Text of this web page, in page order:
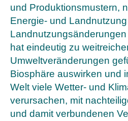
und Produktionsmustern,
Energie- und
hat eindeutig zu
Umweltveränderungen
Biosphäre auswirken und
Welt viele Wetter- und
verursachen, mit
und damit verbundenen